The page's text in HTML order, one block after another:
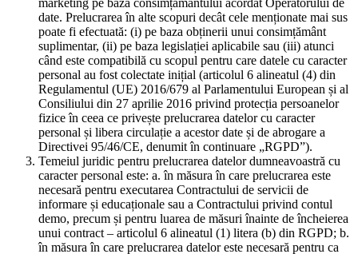
marketing pe baza consimțământului acordat Operatorului de
date. Prelucrarea în alte scopuri decât cele menționate mai sus
poate fi efectuată: (i) pe baza obținerii unui consimțământ
suplimentar, (ii) pe baza legislației aplicabile sau (iii) atunci
când este compatibilă cu scopul pentru care datele cu caracter
personal au fost colectate inițial (articolul 6 alineatul (4) din
Regulamentul (UE) 2016/679 al Parlamentului European și al
Consiliului din 27 aprilie 2016 privind protecția persoanelor
fizice în ceea ce privește prelucrarea datelor cu caracter
personal și libera circulație a acestor date și de abrogare a
Directivei 95/46/CE, denumit în continuare „RGPD”).
Temeiul juridic pentru prelucrarea datelor dumneavoastră cu
caracter personal este: a. în măsura în care prelucrarea este
necesară pentru executarea Contractului de servicii de
informare și educaționale sau a Contractului privind contul
demo, precum și pentru luarea de măsuri înainte de încheierea
unui contract – articolul 6 alineatul (1) litera (b) din RGPD; b.
în măsura în care prelucrarea datelor este necesară pentru ca